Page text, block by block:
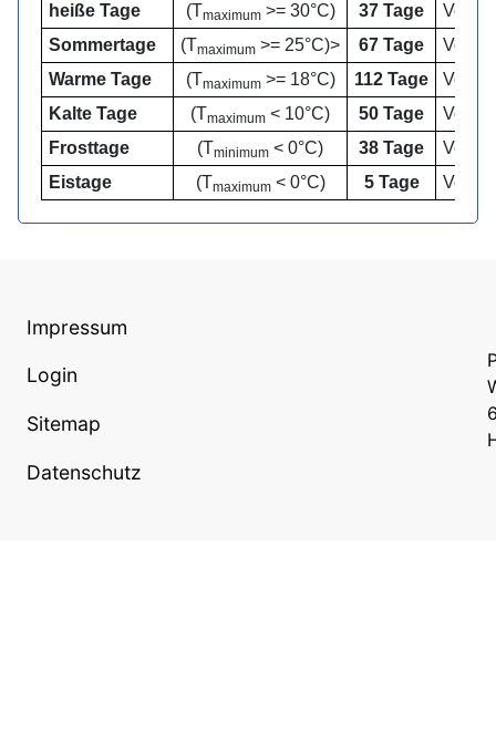
heiße Tage
(Tmaximum>= 30°C) 37 Tage
Sommertage
(Tmaximum >= 25°C)> 67 Tage
Warme Tage
(Tmaximum>= 18°C) 112 Tage
Kalte Tage
(Tmaximum < 10°C) 50 Tage
Frosttage
(Tminimum < 0°C) 38 Tage
Eistage
(Tmaximum< 0°C) 5 Tage
Impressum
Login
Sitemap
Datenschutz